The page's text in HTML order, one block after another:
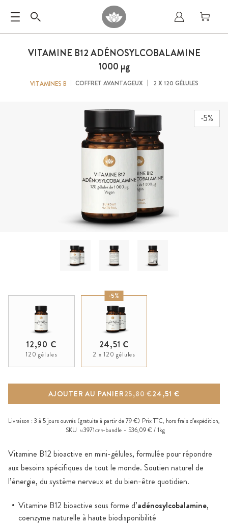
-5%
VITAMINE B12 ADÉNOSYLCOBALAMINE
1000 µg
VITAMINES B COFFRET AVANTAGEUX 2 X 120 GÉLULES
Vitamine B12 bioactive en mini-gélules, formulée pour répondre
aux besoins spécifiques de tout le monde. Soutien naturel de
l’énergie, du système nerveux et du bien-être quotidien.
Vitamine B12 bioactive sous forme d’adénosylcobalamine,
coenzyme naturelle à haute biodisponibilité
12,90 €
120 gélules
-5%
24,51 €
2 x 120 gélules
AJOUTER AU PANIER 24,51 €
25,80 €
Livraison : 3 à 5 jours ouvrés (gratuite à partir de 79 €) Prix TTC, horsfrais d’expédition,
SKU
N3971CFR-bundle 536,09 € / 1kg